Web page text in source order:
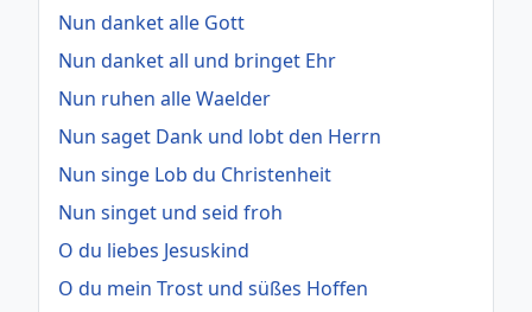
Nun danket alle Gott
Nun danket all und bringet Ehr
Nun ruhen alle Waelder
Nun saget Dank und lobt den Herrn
Nun singe Lob du Christenheit
Nun singet und seid froh
O du liebes Jesuskind
O du mein Trost und süßes Hoffen